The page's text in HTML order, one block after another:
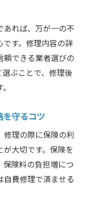
あれば、万が一の不
す。修理内容の詳
できる業者選びの
ぶことで、修理後
守るコツ
修理の際に保険の利
大切です。保険を
険料の負担増につ
費修理で済ませる